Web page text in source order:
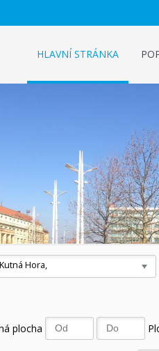
HLAVNÍ STRÁNKA
Kutná Hora,
plocha